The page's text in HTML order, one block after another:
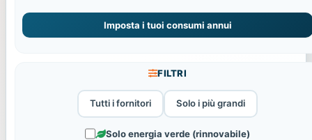
Imposta i tuoi consumi annui
FILTRI
Tutti i fornitori Solo i più grandi
Solo energia verde (rinnovabile)